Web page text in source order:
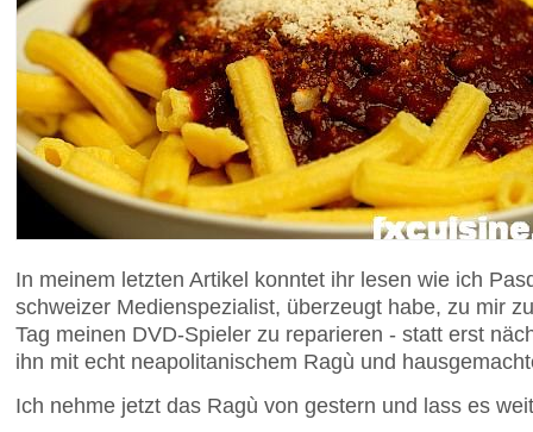
In meinem letzten Artikel konntet ihr lesen wie ich
schweizer Medienspezialist, überzeugt habe, zu mir
Tag meinen DVD-Spieler zu reparieren - statt erst
ihn mit echt neapolitanischem Ragù und
Ich nehme jetzt das Ragù von gestern und lass es